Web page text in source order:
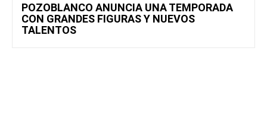
POZOBLANCO ANUNCIA UNA TEMPORADA
CON GRANDES FIGURAS Y NUEVOS
TALENTOS